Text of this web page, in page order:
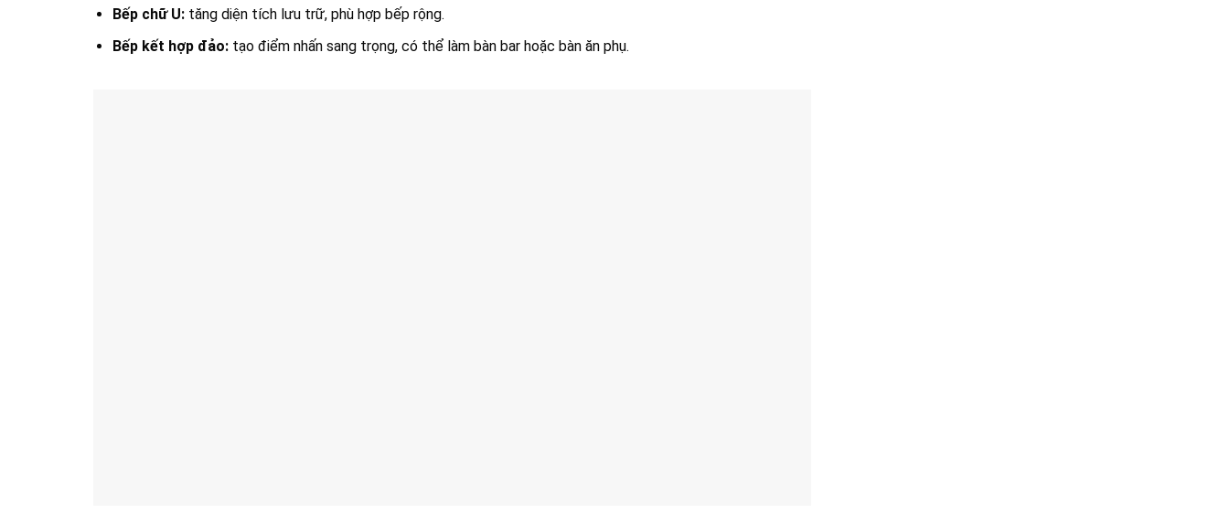
Bếp chữ U:tăng diện tích lưu trữ, phù hợp bếp rộng.
Bếp kết hợp đảo:tạo điểm nhấn sang trọng, có thể làm bàn bar hoặc bàn ăn phụ.